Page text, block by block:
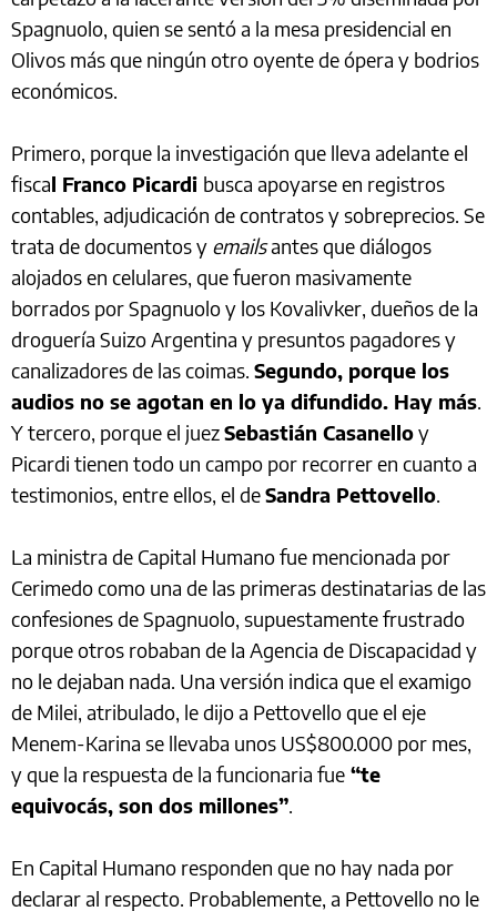
Spagnuolo, quien se sentó a la mesa presidencial en
Olivos más que ningún otro oyente de ópera y bodrios
económicos.
Primero, porque la investigación que lleva adelante el
fiscal Franco Picardi busca apoyarse en registros
contables, adjudicación de contratos y sobreprecios. Se
trata de documentos y emailsantes que diálogos
alojados en celulares, que fueron masivamente
borrados por Spagnuolo y los Kovalivker, dueños de la
droguería Suizo Argentina y presuntos pagadores y
canalizadores de las coimas. Segundo, porque los
audios no se agotan en lo ya difundido. Hay más.
Y tercero, porque el juezSebastián Casanelloy
Picardi tienen todo un campo por recorrer en cuanto a
testimonios, entre ellos, el deSandra Pettovello.
La ministra de Capital Humano fue mencionada por
Cerimedo como una de las primeras destinatarias de las
confesiones de Spagnuolo, supuestamente frustrado
porque otros robaban de la Agencia de Discapacidad y
no le dejaban nada. Una versión indica que el examigo
de Milei, atribulado, le dijo a Pettovello que el eje
Menem-Karina se llevaba unos US$800.000 por mes,
y que la respuesta de la funcionaria fue “te
equivocás, son dos millones”.
En Capital Humano responden que no hay nada por
declarar al respecto. Probablemente, a Pettovello no le